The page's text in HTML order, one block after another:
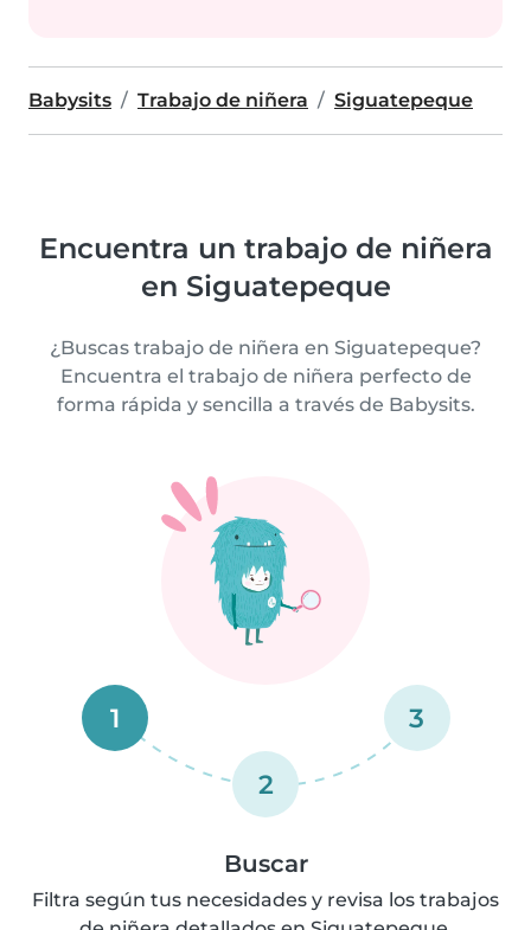
Babysits Trabajo de niñera Siguatepeque
Encuentra un trabajo de niñera
en Siguatepeque
¿Buscas trabajo de niñera en Siguatepeque?
Encuentra el trabajo de niñera perfecto de
forma rápida y sencilla a través de Babysits.
1
2
3
Buscar
Filtra según tus necesidades y revisa los trabajos